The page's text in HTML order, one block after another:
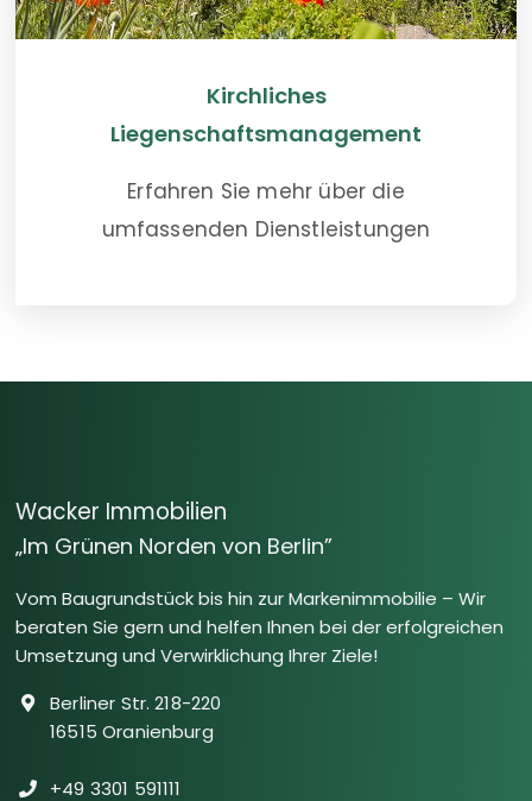
Kirchliches
Liegenschaftsmanagement
Erfahren Sie mehr über die
umfassenden Dienstleistungen
Wacker Immobilien
„Im Grünen Norden von Berlin”
Vom Baugrundstück bis hin zur Markenimmobilie – Wir
beraten Sie gern und helfen Ihnen bei der erfolgreichen
Umsetzung und Verwirklichung Ihrer Ziele!
Berliner Str. 218-220
16515 Oranienburg
+49 3301 591111